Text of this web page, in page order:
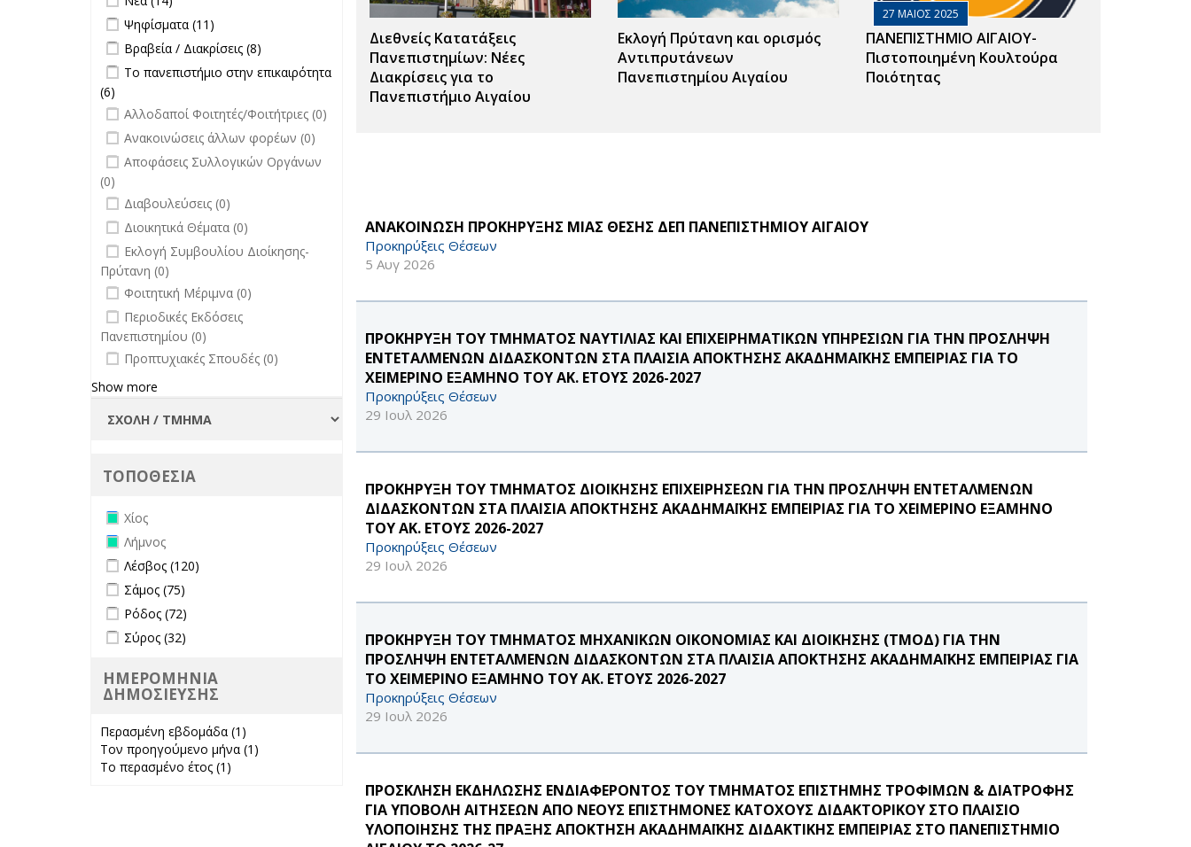
Διεθνείς Κατατάξεις
Πανεπιστημίων: Νέες
Διακρίσεις για το
Πανεπιστήμιο Αιγαίου
Εκλογή Πρύτανη και ορισμός
Αντιπρυτάνεων
Πανεπιστημίου Αιγαίου
27 ΜΑΙΟΣ 2025
ΠΑΝΕΠΙΣΤΗΜΙΟ ΑΙΓΑΙΟΥ-
Πιστοποιημένη Κουλτούρα
Ποιότητας
ΑΝΑΚΟΙΝΩΣΗ ΠΡΟΚΗΡΥΞΗΣ ΜΙΑΣ ΘΕΣΗΣ ΔΕΠ ΠΑΝΕΠΙΣΤΗΜΙΟΥ ΑΙΓΑΙΟΥ
Προκηρύξεις Θέσεων
5 Αυγ 2026
ΠΡΟΚΗΡΥΞΗ ΤΟΥ ΤΜΗΜΑΤΟΣ ΝΑΥΤΙΛΙΑΣ ΚΑΙ ΕΠΙΧΕΙΡΗΜΑΤΙΚΩΝ ΥΠΗΡΕΣΙΩΝ ΓΙΑ ΤΗΝ ΠΡΟΣΛΗΨΗ
ΕΝΤΕΤΑΛΜΕΝΩΝ ΔΙΔΑΣΚΟΝΤΩΝ ΣΤΑ ΠΛΑΙΣΙΑ ΑΠΟΚΤΗΣΗΣ ΑΚΑΔΗΜΑΪΚΗΣ ΕΜΠΕΙΡΙΑΣ ΓΙΑ ΤΟ
ΧΕΙΜΕΡΙΝΟ ΕΞΑΜΗΝΟ ΤΟΥ ΑΚ. ΕΤΟΥΣ 2026-2027
Προκηρύξεις Θέσεων
29 Ιουλ 2026
ΠΡΟΚΗΡΥΞΗ ΤΟΥ ΤΜΗΜΑΤΟΣ ΔΙΟΙΚΗΣΗΣ ΕΠΙΧΕΙΡΗΣΕΩΝ ΓΙΑ ΤΗΝ ΠΡΟΣΛΗΨΗ ΕΝΤΕΤΑΛΜΕΝΩΝ
ΔΙΔΑΣΚΟΝΤΩΝ ΣΤΑ ΠΛΑΙΣΙΑ ΑΠΟΚΤΗΣΗΣ ΑΚΑΔΗΜΑΪΚΗΣ ΕΜΠΕΙΡΙΑΣ ΓΙΑ ΤΟ ΧΕΙΜΕΡΙΝΟ ΕΞΑΜΗΝΟ
ΤΟΥ ΑΚ. ΕΤΟΥΣ 2026-2027
Προκηρύξεις Θέσεων
29 Ιουλ 2026
ΠΡΟΚΗΡΥΞΗ ΤΟΥ ΤΜΗΜΑΤΟΣ ΜΗΧΑΝΙΚΩΝ ΟΙΚΟΝΟΜΙΑΣ ΚΑΙ ΔΙΟΙΚΗΣΗΣ (ΤΜΟΔ) ΓΙΑ ΤΗΝ
ΠΡΟΣΛΗΨΗ ΕΝΤΕΤΑΛΜΕΝΩΝ ΔΙΔΑΣΚΟΝΤΩΝ ΣΤΑ ΠΛΑΙΣΙΑ ΑΠΟΚΤΗΣΗΣ ΑΚΑΔΗΜΑΪΚΗΣ ΕΜΠΕΙΡΙΑΣ ΓΙΑ
ΤΟ ΧΕΙΜΕΡΙΝΟ ΕΞΑΜΗΝΟ ΤΟΥ ΑΚ. ΕΤΟΥΣ 2026-2027
Προκηρύξεις Θέσεων
29 Ιουλ 2026
ΠΡΟΣΚΛΗΣΗ ΕΚΔΗΛΩΣΗΣ ΕΝΔΙΑΦΕΡΟΝΤΟΣ ΤΟΥ ΤΜΗΜΑΤΟΣ ΕΠΙΣΤΗΜΗΣ ΤΡΟΦΙΜΩΝ & ΔΙΑΤΡΟΦΗΣ
ΓΙΑ ΥΠΟΒΟΛΗ ΑΙΤΗΣΕΩΝ ΑΠΟ ΝΕΟΥΣ ΕΠΙΣΤΗΜΟΝΕΣ ΚΑΤΟΧΟΥΣ ΔΙΔΑΚΤΟΡΙΚΟΥ ΣΤΟ ΠΛΑΙΣΙΟ
ΥΛΟΠΟΙΗΣΗΣ ΤΗΣ ΠΡΑΞΗΣ ΑΠΟΚΤΗΣΗ ΑΚΑΔΗΜΑΪΚΗΣ ΔΙΔΑΚΤΙΚΗΣ ΕΜΠΕΙΡΙΑΣ ΣΤΟ ΠΑΝΕΠΙΣΤΗΜΙΟ
Apply Ψηφίσματα filter
Ψηφίσματα (11)
Apply Βραβεία / Διακρίσεις filter
Βραβεία / Διακρίσεις (8)
Διακρίσεις
Apply Το πανεπιστήμιο στην
επικαιρότητα filter
Το πανεπιστήμιο στην επικαιρότητα
(6)
επικαιρότητα filter
undefined
Αλλοδαποί Φοιτητές/Φοιτήτριες (0)
undefined
Ανακοινώσεις άλλων φορέων (0)
undefined
Αποφάσεις Συλλογικών Οργάνων
(0)
undefined
Διαβουλεύσεις (0)
undefined
Διοικητικά Θέματα (0)
undefined
Εκλογή Συμβουλίου Διοίκησης-
Πρύτανη (0)
undefined
Φοιτητική Μέριμνα (0)
undefined
Περιοδικές Εκδόσεις
Πανεπιστημίου (0)
undefined
Προπτυχιακές Σπουδές (0)
Show more
ΤΟΠΟΘΕΣΙΑ
Remove Χίος filter
Χίος
Remove Λήμνος filter
Λήμνος
Apply Λέσβος filter
Λέσβος (120)
Apply Σάμος filter
Σάμος (75)
Apply Ρόδος filter
Ρόδος (72)
Apply Σύρος filter
Σύρος (32)
ΗΜΕΡΟΜΗΝΙΑ
ΔΗΜΟΣΙΕΥΣΗΣ
Περασμένη εβδομάδα (1)
Περασμένη
Τον προηγούμενο μήνα (1)
Το περασμένο έτος (1)